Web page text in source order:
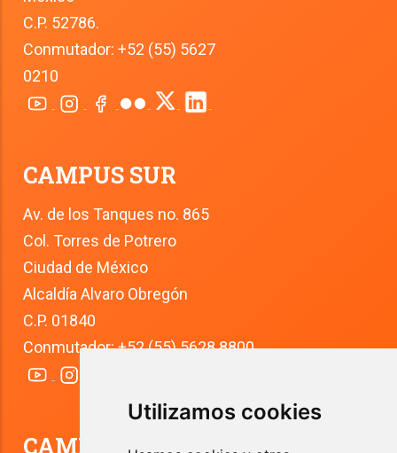
Utilizamos cookies
C.P. 52786.
Conmutador: +52 (55) 5627
0210
CAMPUS SUR
Av. de los Tanques no. 865
Col. Torres de Potrero
Ciudad de México
Alcaldía Alvaro Obregón
C.P. 01840
Conmutador: +52 (55) 5628 8800
CAMPUS TLALPAN